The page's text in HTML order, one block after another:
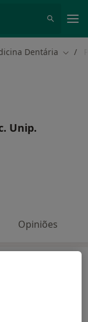
Dentária
Unip.
Opiniões